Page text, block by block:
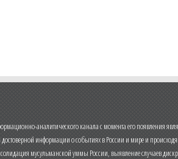
аналитического канала с момента его появления
информации о событиях в России и мире и
мусульманской уммы России, выявление случаев